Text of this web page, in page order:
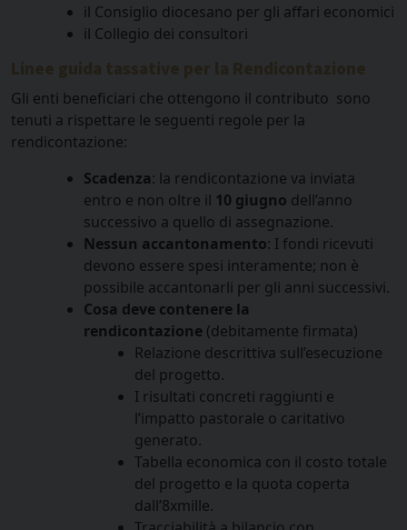
il Consiglio diocesano per gli affari economici
il Collegio dei consultori
Gli enti beneficiari che ottengono il contributo sono
tenuti a rispettare le seguenti regole per la
rendicontazione:
Scadenza: la rendicontazione va inviata
entro e non oltre il 10 giugno dell’anno
successivo a quello di assegnazione.
Nessun accantonamento: I fondi ricevuti
devono essere spesi interamente; non è
possibile accantonarli per gli anni successivi.
Cosa deve contenere la
rendicontazione (debitamente firmata)
Relazione descrittiva sull’esecuzione
del progetto.
I risultati concreti raggiunti e
l’impatto pastorale o caritativo
generato.
Tabella economica con il costo totale
del progetto e la quota coperta
dall’8xmille.